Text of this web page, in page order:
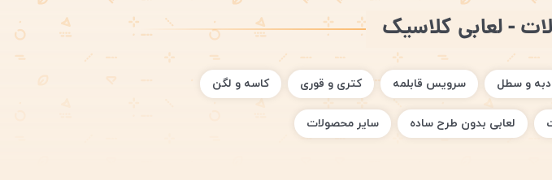
- لعابی کلاسیک
دبه و سطل سرویس قابلمه کتری و قوری کاسه و لگن
لعابی بدون طرح ساده سایر محصولات